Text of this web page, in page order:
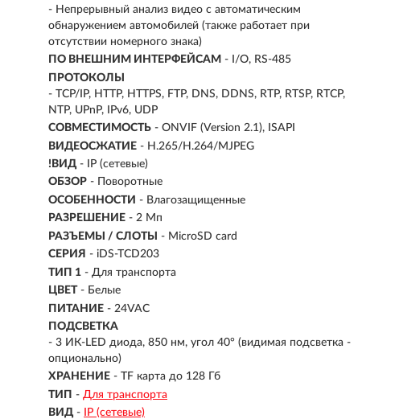
- Непрерывный анализ видео с автоматическим
обнаружением автомобилей (также работает при
отсутствии номерного знака)
ПО ВНЕШНИМ ИНТЕРФЕЙСАМ - I/O, RS-485
ПРОТОКОЛЫ
- TCP/IP, HTTP, HTTPS, FTP, DNS, DDNS, RTP, RTSP, RTCP,
NTP, UPnP, IPv6, UDP
СОВМЕСТИМОСТЬ - ONVIF (Version 2.1), ISAPI
ВИДЕОСЖАТИЕ - H.265/H.264/MJPEG
!ВИД - IP (сетевые)
ОБЗОР - Поворотные
ОСОБЕННОСТИ - Влагозащищенные
РАЗРЕШЕНИЕ - 2 Мп
РАЗЪЕМЫ / СЛОТЫ
- MicroSD card
СЕРИЯ - iDS-TCD203
ТИП 1 - Для транспорта
ЦВЕТ - Белые
ПИТАНИЕ - 24VAC
ПОДСВЕТКА
- 3 ИК-LED диода, 850 нм, угол 40° (видимая подсветка -
опционально)
ХРАНЕНИЕ - TF карта до 128 Гб
ТИП - Для транспорта
ВИД - IP (сетевые)